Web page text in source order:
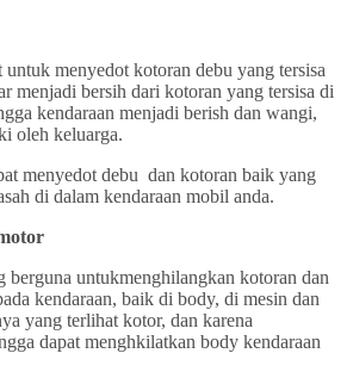
menyedot kotoran debu yang tersisa
menjadi bersih dari kotoran yang tersisa di
kendaraan menjadi berish dan wangi,
oleh keluarga.
menyedot debu dan kotoran baik yang
di dalam kendaraan mobil anda.
berguna untukmenghilangkan kotoran dan
kendaraan, baik di body, di mesin dan
yang terlihat kotor, dan karena
dapat menghkilatkan body kendaraan